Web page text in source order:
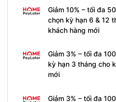
Giảm 10% – tối đa
chọn kỳ hạn 6 & 12
khách hàng mới
Giảm 3% – tối đa
kỳ hạn 3 tháng cho
mới
Giảm 3% – tối đa